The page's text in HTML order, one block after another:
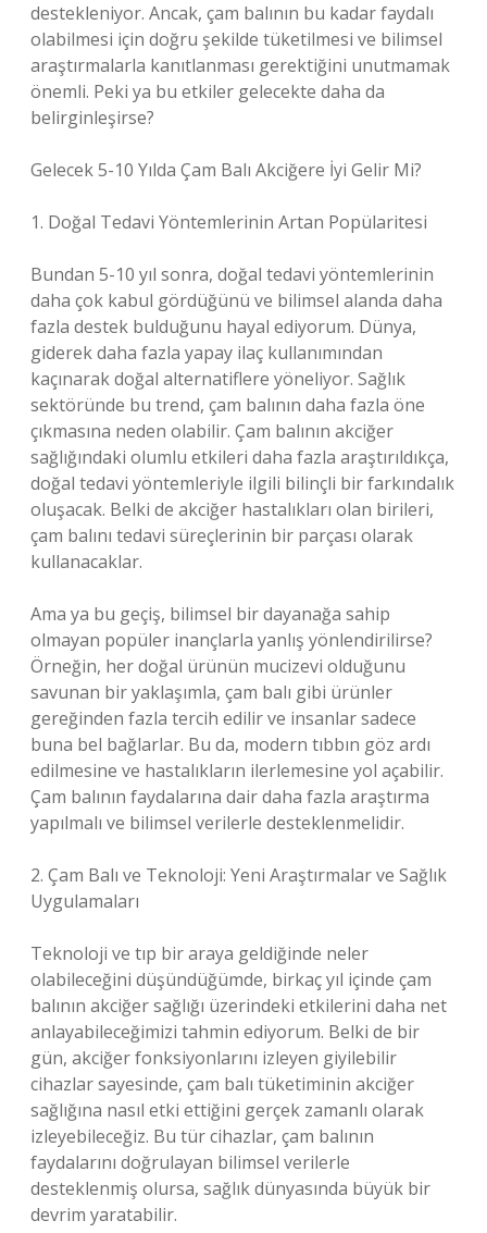
destekleniyor. Ancak, çam balının bu kadar faydalı
olabilmesi için doğru şekilde tüketilmesi ve bilimsel
araştırmalarla kanıtlanması gerektiğini unutmamak
önemli. Peki ya bu etkiler gelecekte daha da
belirginleşirse?
Gelecek 5-10 Yılda Çam Balı Akciğere İyi Gelir Mi?
1. Doğal Tedavi Yöntemlerinin Artan Popülaritesi
Bundan 5-10 yıl sonra, doğal tedavi yöntemlerinin
daha çok kabul gördüğünü ve bilimsel alanda daha
fazla destek bulduğunu hayal ediyorum. Dünya,
giderek daha fazla yapay ilaç kullanımından
kaçınarak doğal alternatiflere yöneliyor. Sağlık
sektöründe bu trend, çam balının daha fazla öne
çıkmasına neden olabilir. Çam balının akciğer
sağlığındaki olumlu etkileri daha fazla araştırıldıkça,
doğal tedavi yöntemleriyle ilgili bilinçli bir farkındalık
oluşacak. Belki de akciğer hastalıkları olan birileri,
çam balını tedavi süreçlerinin bir parçası olarak
kullanacaklar.
Ama ya bu geçiş, bilimsel bir dayanağa sahip
olmayan popüler inançlarla yanlış yönlendirilirse?
Örneğin, her doğal ürünün mucizevi olduğunu
savunan bir yaklaşımla, çam balı gibi ürünler
gereğinden fazla tercih edilir ve insanlar sadece
buna bel bağlarlar. Bu da, modern tıbbın göz ardı
edilmesine ve hastalıkların ilerlemesine yol açabilir.
Çam balının faydalarına dair daha fazla araştırma
yapılmalı ve bilimsel verilerle desteklenmelidir.
2. Çam Balı ve Teknoloji: Yeni Araştırmalar ve Sağlık
Uygulamaları
Teknoloji ve tıp bir araya geldiğinde neler
olabileceğini düşündüğümde, birkaç yıl içinde çam
balının akciğer sağlığı üzerindeki etkilerini daha net
anlayabileceğimizi tahmin ediyorum. Belki de bir
gün, akciğer fonksiyonlarını izleyen giyilebilir
cihazlar sayesinde, çam balı tüketiminin akciğer
sağlığına nasıl etki ettiğini gerçek zamanlı olarak
izleyebileceğiz. Bu tür cihazlar, çam balının
faydalarını doğrulayan bilimsel verilerle
desteklenmiş olursa, sağlık dünyasında büyük bir
devrim yaratabilir.